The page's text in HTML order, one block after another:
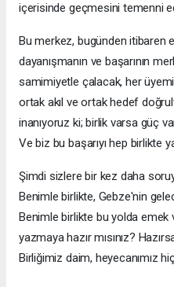
içerisinde geçmesini temenni
Bu merkez, bugünden itibaren
dayanışmanın ve başarının
samimiyetle çalacak, her
ortak akıl ve ortak hedef
inanıyoruz ki; birlik varsa güç
Ve biz bu başarıyı hep birlikte
Şimdi sizlere bir kez daha
Benimle birlikte, Gebze'nin
Benimle birlikte bu yolda emek
yazmaya hazır mısınız?
Birliğimiz daim, heyecanımız